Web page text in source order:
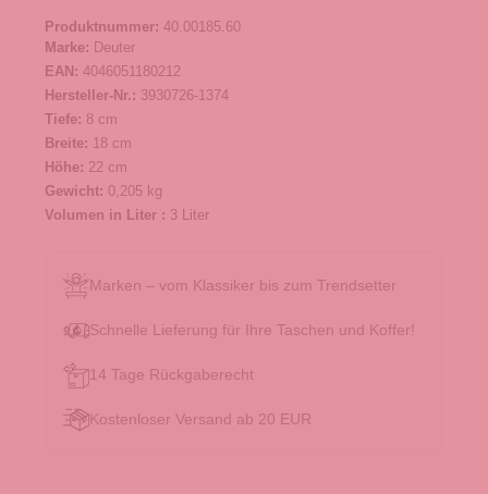
Produktnummer: 40.00185.60
Marke: Deuter
EAN: 4046051180212
Hersteller-Nr.: 3930726-1374
Tiefe: 8 cm
Breite: 18 cm
Höhe: 22 cm
Gewicht: 0,205 kg
Volumen in Liter : 3 Liter
Marken – vom Klassiker bis zum Trendsetter
Schnelle Lieferung für Ihre Taschen und Koffer!
14 Tage Rückgaberecht
Kostenloser Versand ab 20 EUR